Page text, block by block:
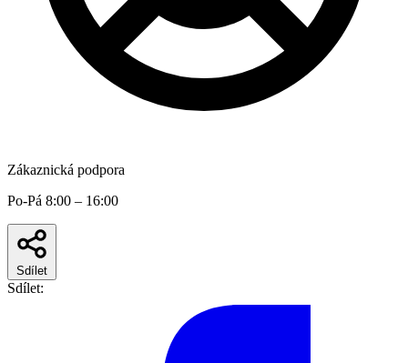
Zákaznická podpora
Po-Pá 8:00 – 16:00
Sdílet
Sdílet: